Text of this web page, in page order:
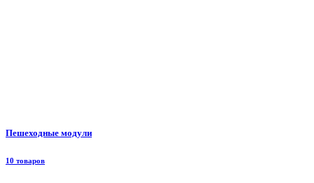
Пешеходные модули
10 товаров